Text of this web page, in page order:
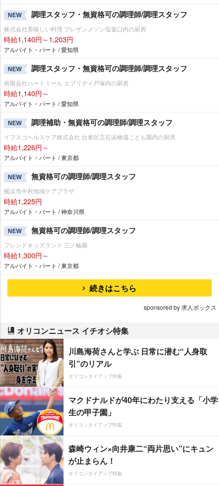
NEW 調理スタッフ・無資格可の調理師/調理スタッフ
株式会社美味しい料理 プレザンメゾン塩釜口内の厨房
時給1,140円～1,203円
アルバイト・パート / 愛知県
NEW 調理スタッフ・無資格可の調理師/調理スタッフ
有限会社ハートミール エブリデイ戸塚内の厨房
時給1,140円～
アルバイト・パート / 愛知県
NEW 調理補助・無資格可の調理師/調理スタッフ
イフスコヘルスケア株式会社 台東区立石浜橋場こども園内の厨房
時給1,226円～
アルバイト・パート / 東京都
NEW 無資格可の調理師/調理スタッフ
横浜市中村地域ケアプラザ
時給1,225円
アルバイト・パート / 神奈川県
NEW 無資格可の調理師/調理スタッフ
フレンドキッズランド 三ノ輪園
時給1,300円～
アルバイト・パート / 東京都
続きはこちら
sponsored by 求人ボックス
オリコンニュース イチオシ特集
川島海荷さんと学ぶ 日常に潜む“人身取
引”のリアル
オリコンタイアップ特集
マクドナルドが40年にわたり支える「小学
生の甲子園」
オリコンタイアップ特集
森崎ウィン×向井康二“両片思い”にキュン
が止まらん！
オリコンタイアップ特集